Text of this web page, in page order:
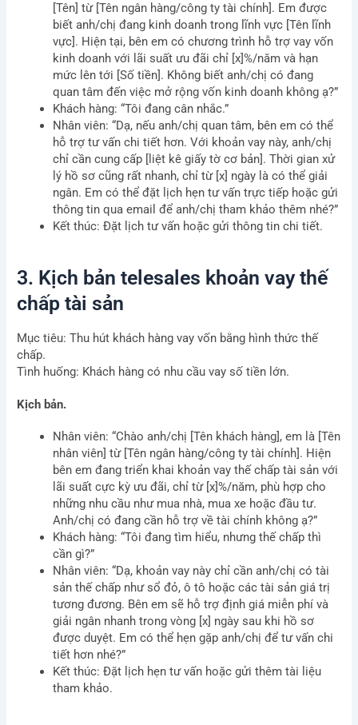
[Tên] từ [Tên ngân hàng/công ty tài chính]. Em được
biết anh/chị đang kinh doanh trong lĩnh vực [Tên lĩnh
vực]. Hiện tại, bên em có chương trình hỗ trợ vay vốn
kinh doanh với lãi suất ưu đãi chỉ [x]%/năm và hạn
mức lên tới [Số tiền]. Không biết anh/chị có đang
quan tâm đến việc mở rộng vốn kinh doanh không ạ?”
Khách hàng: “Tôi đang cân nhắc.”
Nhân viên: “Dạ, nếu anh/chị quan tâm, bên em có thể
hỗ trợ tư vấn chi tiết hơn. Với khoản vay này, anh/chị
chỉ cần cung cấp [liệt kê giấy tờ cơ bản]. Thời gian xử
lý hồ sơ cũng rất nhanh, chỉ từ [x] ngày là có thể giải
ngân. Em có thể đặt lịch hẹn tư vấn trực tiếp hoặc gửi
thông tin qua email để anh/chị tham khảo thêm nhé?”
Kết thúc: Đặt lịch tư vấn hoặc gửi thông tin chi tiết.
3. Kịch bản telesales khoản vay thế
chấp tài sản
Mục tiêu: Thu hút khách hàng vay vốn bằng hình thức thế
chấp.
Tình huống: Khách hàng có nhu cầu vay số tiền lớn.
Kịch bản.
Nhân viên: “Chào anh/chị [Tên khách hàng], em là [Tên
nhân viên] từ [Tên ngân hàng/công ty tài chính]. Hiện
bên em đang triển khai khoản vay thế chấp tài sản với
lãi suất cực kỳ ưu đãi, chỉ từ [x]%/năm, phù hợp cho
những nhu cầu như mua nhà, mua xe hoặc đầu tư.
Anh/chị có đang cần hỗ trợ về tài chính không ạ?”
Khách hàng: “Tôi đang tìm hiểu, nhưng thế chấp thì
cần gì?”
Nhân viên: “Dạ, khoản vay này chỉ cần anh/chị có tài
sản thế chấp như sổ đỏ, ô tô hoặc các tài sản giá trị
tương đương. Bên em sẽ hỗ trợ định giá miễn phí và
giải ngân nhanh trong vòng [x] ngày sau khi hồ sơ
được duyệt. Em có thể hẹn gặp anh/chị để tư vấn chi
tiết hơn nhé?”
Kết thúc: Đặt lịch hẹn tư vấn hoặc gửi thêm tài liệu
tham khảo.
Let BSV Help You Gain
Deeper Insights Through A
1:1 Consultation Session